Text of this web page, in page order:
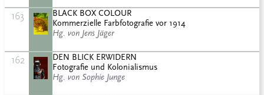
163
BLACK BOX COLOUR
Kommerzielle Farbfotografie vor 1914
Hg. von Jens Jäger
162
DEN BLICK ERWIDERN
Fotografie und Kolonialismus
Hg. von Sophie Junge